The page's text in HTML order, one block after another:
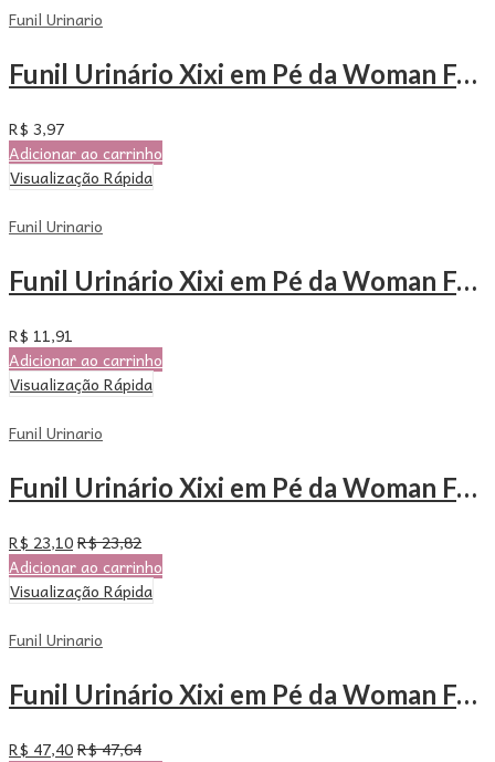
Funil Urinario
Funil Urinário Xixi em Pé da Woman Free – Unitário
R$ 3,97
Adicionar ao carrinho
Visualização Rápida
Funil Urinario
Funil Urinário Xixi em Pé da Woman Free – Com 3 Unidades
R$ 11,91
Adicionar ao carrinho
Visualização Rápida
Funil Urinario
Funil Urinário Xixi em Pé da Woman Free – Com 6 Unidades
R$ 23,10R$23,82
Adicionar ao carrinho
Visualização Rápida
Funil Urinario
Funil Urinário Xixi em Pé da Woman Free – Com 12 Unidades
R$ 47,40R$47,64